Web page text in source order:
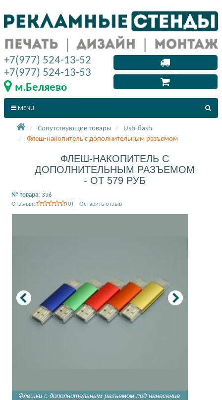
Сопутствующие товары
Usb-flash
Флеш-накопитель с дополнительным разъемом
ФЛЕШ-НАКОПИТЕЛЬ С
ДОПОЛНИТЕЛЬНЫМ РАЗЪЕМОМ
- ОТ 579 РУБ
№ товара: 336
Отзывы:
(0) Оставить отзыв
Флешки с дополнительным разъемом под нанесение
+7(977) 524-13-52
+7(977) 524-13-53
м.Беляево
MENU